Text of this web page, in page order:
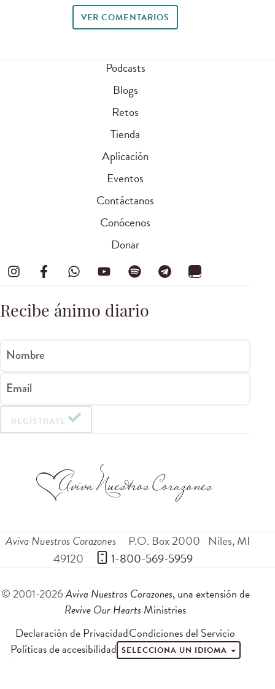
VER COMENTARIOS
Podcasts
Blogs
Retos
Tienda
Aplicación
Eventos
Contáctanos
Conócenos
Donar
Recibe ánimo diario
Nombre
Email
REGÍSTRATE
Aviva Nuestros Corazones P.O. Box 2000 Niles,MI
49120
1-800-569-5959
© 2001-2026Aviva Nuestros Corazones, una extensión de
Revive Our Hearts Ministries
Declaración de PrivacidadCondiciones del Servicio
Políticas de accesibilidad SELECCIONA UN IDIOMA